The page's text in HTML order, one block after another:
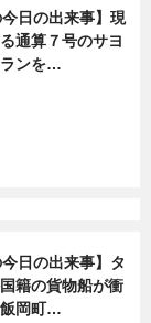
今日の出来事】現
通算７号のサヨ
ンを…
今日の出来事】タ
籍の貨物船が衝
岡町…